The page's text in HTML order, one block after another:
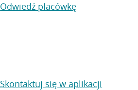
Odwiedź placówkę
Skontaktuj się w aplikacji